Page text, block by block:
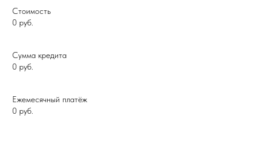
Стоимость
0 руб.
Сумма кредита
0 руб.
Ежемесячный платёж
0 руб.
Проекты
ЖК «КУМИР»